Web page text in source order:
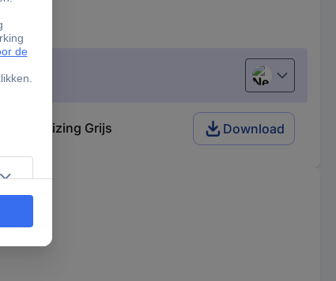
Nederlands
behuizing Grijs Download